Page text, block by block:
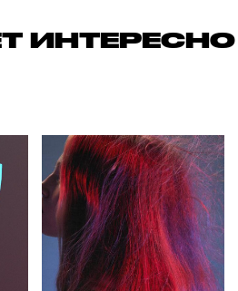
ИНТЕРЕСНО